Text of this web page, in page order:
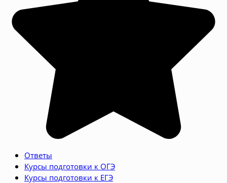
Ответы
Курсы подготовки к ОГЭ
Курсы подготовки к ЕГЭ